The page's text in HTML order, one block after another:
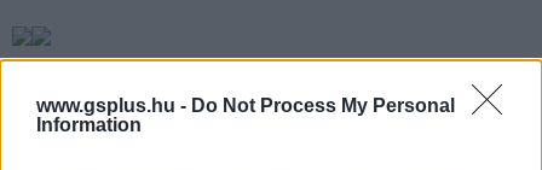
www.gsplus.hu - Do Not Process My Personal
Information
10. Dreamcast - Rajongói siker, üzleti bukás